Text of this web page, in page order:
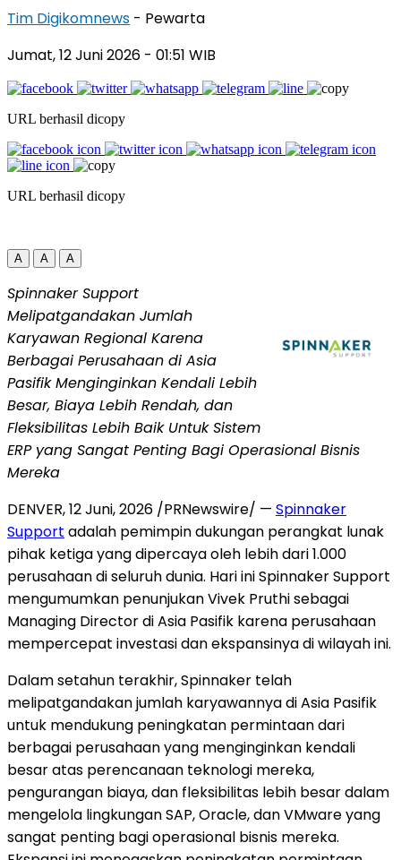
Tim Digikomnews - Pewarta
Jumat, 12 Juni 2026 - 01:51 WIB
URL berhasil dicopy
URL berhasil dicopy
A A A
Spinnaker Support
Melipatgandakan Jumlah
Karyawan Regional Karena
Berbagai Perusahaan di Asia
Pasifik Menginginkan Kendali Lebih
Besar, Biaya Lebih Rendah, dan
Fleksibilitas Lebih Baik Untuk Sistem
ERP yang Sangat Penting Bagi Operasional Bisnis
Mereka
DENVER,12 Juni, 2026 /PRNewswire/ — Spinnaker
Support adalah pemimpin dukungan perangkat lunak
pihak ketiga yang dipercaya oleh lebih dari 1.000
perusahaan di seluruh dunia. Hari ini Spinnaker Support
mengumumkan penunjukan Vivek Pruthi sebagai
Managing Director di Asia Pasifik karena perusahaan
mempercepat investasi dan ekspansinya di wilayah ini.
Dalam setahun terakhir, Spinnaker telah
melipatgandakan jumlah karyawannya di Asia Pasifik
untuk mendukung peningkatan permintaan dari
berbagai perusahaan yang menginginkan kendali
besar atas perencanaan teknologi mereka,
pengurangan biaya, dan fleksibilitas lebih besar dalam
mengelola lingkungan SAP, Oracle, dan VMware yang
sangat penting bagi operasional bisnis mereka.